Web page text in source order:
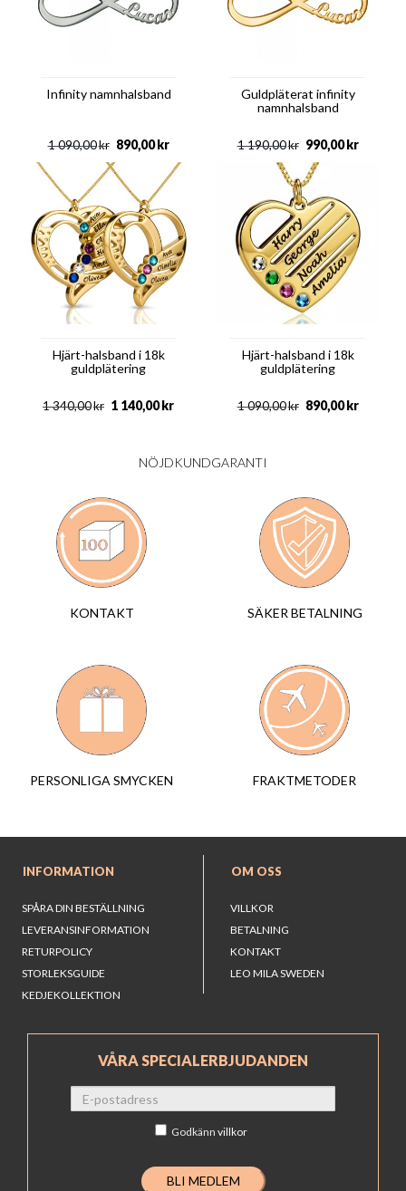
Infinity namnhalsband
kr
1 090,00 kr
890,00
Guldpläterat infinity
namnhalsband
kr
1 190,00 kr
990,00
Hjärt-halsband i 18k
guldplätering
kr
1 340,00 kr
1 140,00
Hjärt-halsband i 18k
guldplätering
kr
1 090,00 kr
890,00
NÖJDKUNDGARANTI
KONTAKT SÄKER BETALNING
PERSONLIGA SMYCKEN FRAKTMETODER
INFORMATION
SPÅRA DIN BESTÄLLNING
LEVERANSINFORMATION
RETURPOLICY
STORLEKSGUIDE
KEDJEKOLLEKTION
OM OSS
VILLKOR
BETALNING
KONTAKT
LEO MILA SWEDEN
VÅRA SPECIALERBJUDANDEN
Godkänn villkor